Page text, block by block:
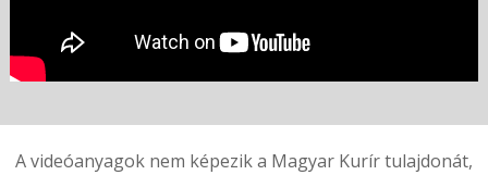
A videóanyagok nem képezik a Magyar Kurír tulajdonát,